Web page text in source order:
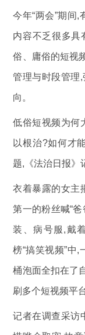
今年“两会”期间
内容不乏很多具
俗、庸俗的短视
管理与时段管理
向。
低俗短视频为何
以根治?如何才
题,《法治日报》
衣着暴露的女主
第一的粉丝喊“爸
装、病号服,戴
榜“搞笑视频”中
桶泡面全扣在了
刷多个短视频平
记者在调查采访